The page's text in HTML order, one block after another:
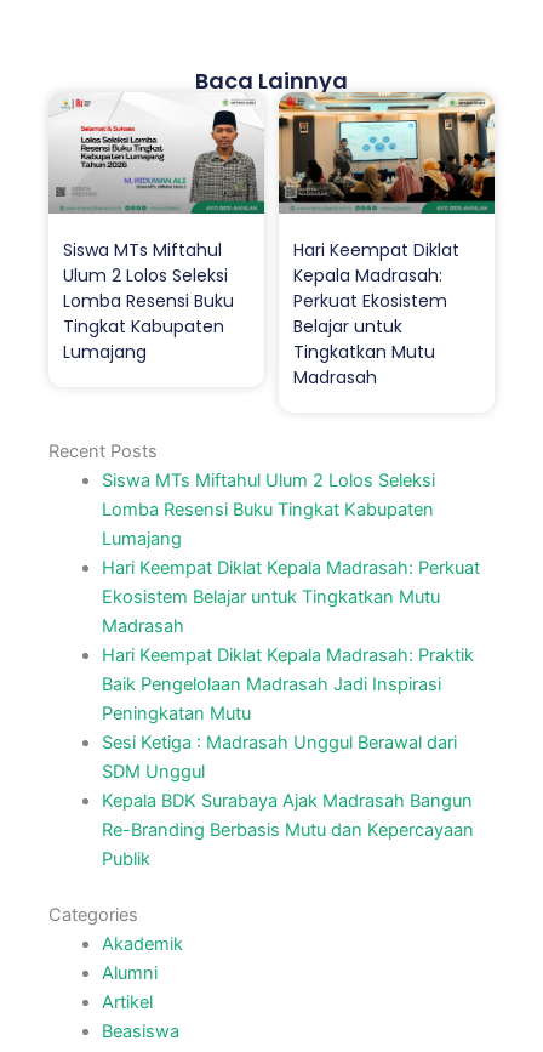
Baca Lainnya
Siswa MTs Miftahul
Ulum 2 Lolos Seleksi
Lomba Resensi Buku
Tingkat Kabupaten
Lumajang
Hari Keempat Diklat
Kepala Madrasah:
Perkuat Ekosistem
Belajar untuk
Tingkatkan Mutu
Madrasah
Recent Posts
Siswa MTs Miftahul Ulum 2 Lolos Seleksi
Lomba Resensi Buku Tingkat Kabupaten
Lumajang
Hari Keempat Diklat Kepala Madrasah: Perkuat
Ekosistem Belajar untuk Tingkatkan Mutu
Madrasah
Hari Keempat Diklat Kepala Madrasah: Praktik
Baik Pengelolaan Madrasah Jadi Inspirasi
Peningkatan Mutu
Sesi Ketiga : Madrasah Unggul Berawal dari
SDM Unggul
Kepala BDK Surabaya Ajak Madrasah Bangun
Re-Branding Berbasis Mutu dan Kepercayaan
Publik
Categories
Akademik
Alumni
Artikel
Beasiswa